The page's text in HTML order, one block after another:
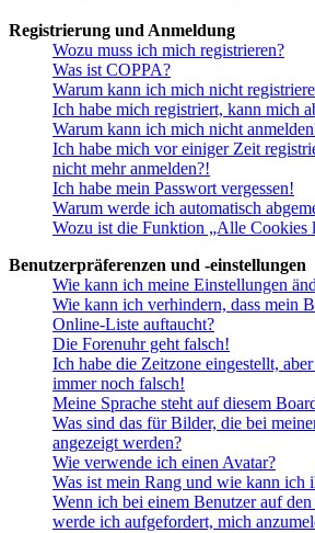
Registrierung und Anmeldung
Wozu muss ich mich registrieren?
Was ist COPPA?
Warum kann ich mich nicht
Ich habe mich registriert, kann mich
Warum kann ich mich nicht
Ich habe mich vor einiger Zeit
nicht mehr anmelden?!
Ich habe mein Passwort vergessen!
Warum werde ich automatisch
Wozu ist die Funktion „Alle Cookies
Benutzerpräferenzen und -einstellungen
Wie kann ich meine Einstellungen
Wie kann ich verhindern, dass mein
Online-Liste auftaucht?
Die Forenuhr geht falsch!
Ich habe die Zeitzone eingestellt,
immer noch falsch!
Meine Sprache steht auf diesem
Was sind das für Bilder, die bei
angezeigt werden?
Wie verwende ich einen Avatar?
Was ist mein Rang und wie kann ich
Wenn ich bei einem Benutzer auf
werde ich aufgefordert, mich